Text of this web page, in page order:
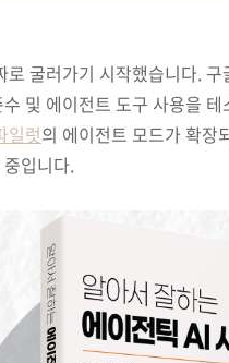
로 굴러가기 시작했습니다.
및 에이전트 도구 사용을
일럿의 에이전트 모드가 확장
입니다.